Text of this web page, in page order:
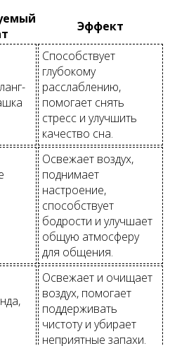
Эффект
Способствует
глубокому
расслаблению,
помогает снять
стресс и улучшить
качество сна.
Освежает воздух,
поднимает
настроение,
способствует
бодрости и улучшает
общую атмосферу
для общения.
Освежает и очищает
воздух, помогает
поддерживать
чистоту и убирает
неприятные запахи.